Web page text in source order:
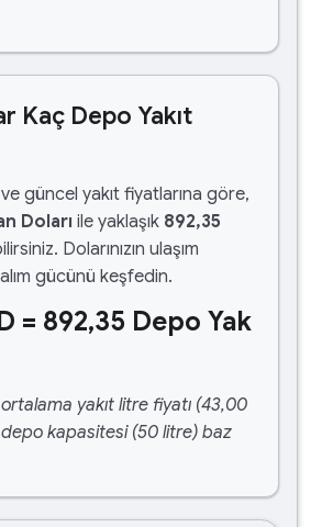
Kaç Depo Yakıt
güncel yakıt fiyatlarına göre,
Doları ile yaklaşık 892,35
Dolarınızın ulaşım
gücünü keşfedin.
= 892,35 Depo Yak
yakıt litre fiyatı (43,00
kapasitesi (50 litre) baz